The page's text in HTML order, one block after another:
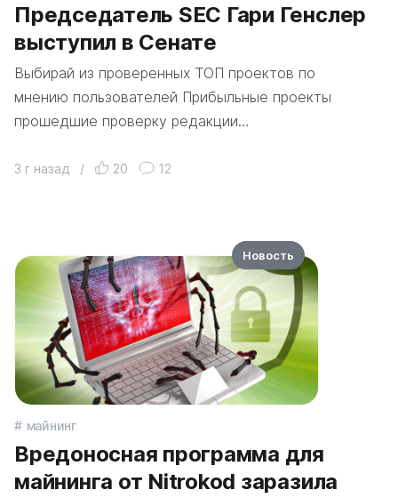
Председатель SEC Гари Генслер
выступил в Сенате
Выбирай из проверенных ТОП проектов по
мнению пользователей Прибыльные проекты
прошедшие проверку редакции…
3 г назад / 20 12
майнинг
Вредоносная программа для
майнинга от Nitrokod заразила
Новость